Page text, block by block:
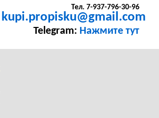
Тел. 7-937-796-30-96
kupi.propisku@gmail.com
Telegram: Нажмите тут